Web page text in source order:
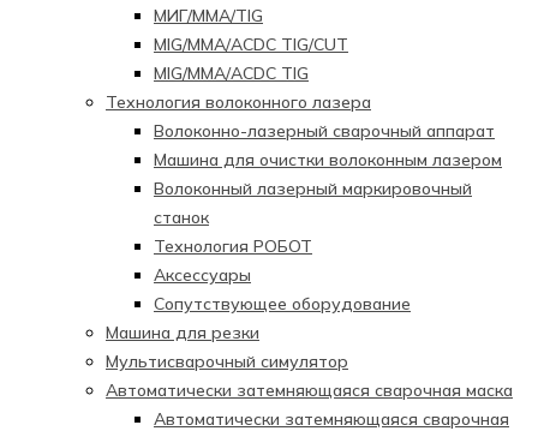
МИГ/ММА/TIG
MIG/MMA/ACDC TIG/CUT
MIG/MMA/ACDC TIG
Технология волоконного лазера
Волоконно-лазерный сварочный аппарат
Машина для очистки волоконным лазером
Волоконный лазерный маркировочный
станок
Технология РОБОТ
Аксессуары
Сопутствующее оборудование
Машина для резки
Мультисварочный симулятор
Автоматически затемняющаяся сварочная маска
Автоматически затемняющаяся сварочная